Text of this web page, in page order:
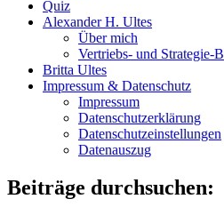
Quiz
Alexander H. Ultes
Über mich
Vertriebs- und Strategie-
Britta Ultes
Impressum & Datenschutz
Impressum
Datenschutzerklärung
Datenschutzeinstellungen
Datenauszug
Beiträge durchsuchen: